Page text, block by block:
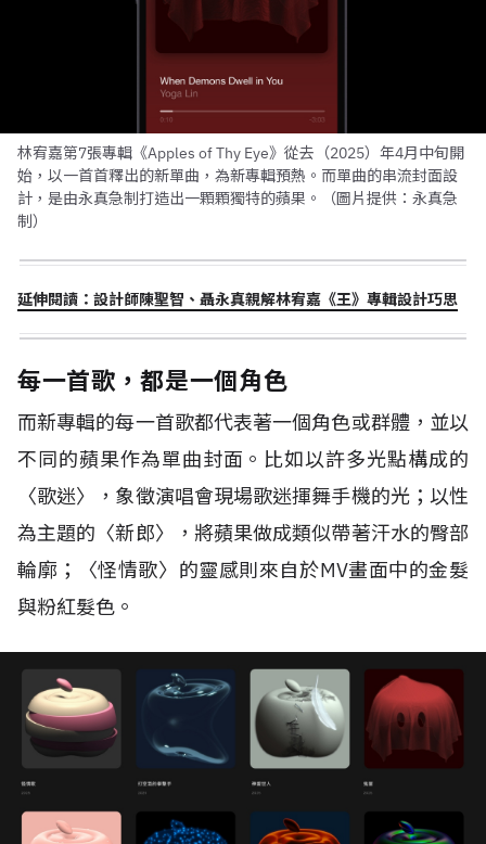
林宥嘉第7張專輯《Apples of Thy Eye》從去（2025）年4月中旬開
始，以一首首釋出的新單曲，為新專輯預熱。而單曲的串流封面設
計，是由永真急制打造出一顆顆獨特的蘋果。（圖片提供：永真急
制）
延伸閱讀：設計師陳聖智、聶永真親解林宥嘉《王》專輯設計巧思
每一首歌，都是一個角色
而新專輯的每一首歌都代表著一個角色或群體，並以
不同的蘋果作為單曲封面。比如以許多光點構成的
〈歌迷〉，象徵演唱會現場歌迷揮舞手機的光；以性
為主題的〈新郎〉，將蘋果做成類似帶著汗水的臀部
輪廓；〈怪情歌〉的靈感則來自於MV畫面中的金髮
與粉紅髮色。